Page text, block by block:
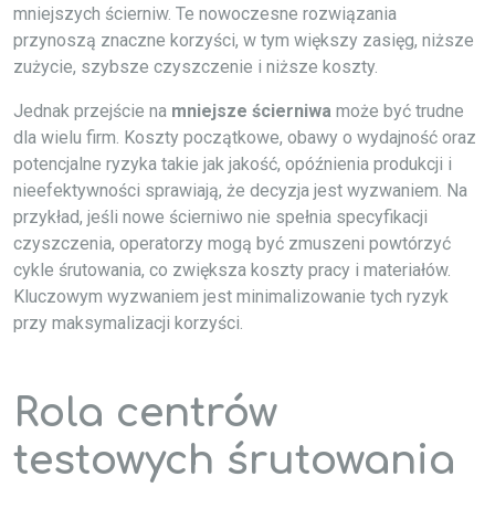
mniejszych ścierniw. Te nowoczesne rozwiązania
przynoszą znaczne korzyści, w tym większy zasięg, niższe
zużycie, szybsze czyszczenie i niższe koszty.
Jednak przejście na mniejsze ścierniwa może być trudne
dla wielu firm. Koszty początkowe, obawy o wydajność oraz
potencjalne ryzyka takie jak jakość, opóźnienia produkcji i
nieefektywności sprawiają, że decyzja jest wyzwaniem. Na
przykład, jeśli nowe ścierniwo nie spełnia specyfikacji
czyszczenia, operatorzy mogą być zmuszeni powtórzyć
cykle śrutowania, co zwiększa koszty pracy i materiałów.
Kluczowym wyzwaniem jest minimalizowanie tych ryzyk
przy maksymalizacji korzyści.
Rola centrów
testowych śrutowania